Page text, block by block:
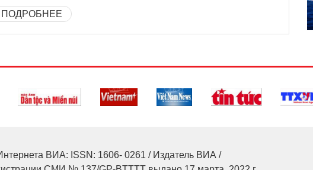
ПОДРОБНЕЕ
ВИА: ISSN: 1606- 0261 / Издатель ВИА /